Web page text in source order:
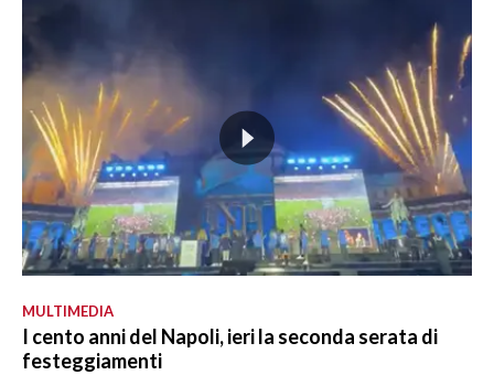
MULTIMEDIA
I cento anni del Napoli, ieri la seconda serata di
festeggiamenti